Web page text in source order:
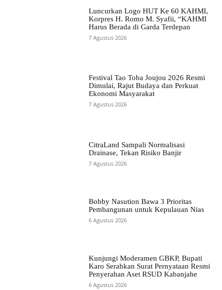
Luncurkan Logo HUT Ke 60 KAHMI,
Korpres H. Romo M. Syafii, “KAHMI
Harus Berada di Garda Terdepan
7 Agustus 2026
Festival Tao Toba Joujou 2026 Resmi
Dimulai, Rajut Budaya dan Perkuat
Ekonomi Masyarakat
7 Agustus 2026
CitraLand Sampali Normalisasi
Drainase, Tekan Risiko Banjir
7 Agustus 2026
Bobby Nasution Bawa 3 Prioritas
Pembangunan untuk Kepulauan Nias
6 Agustus 2026
Kunjungi Moderamen GBKP, Bupati
Karo Serahkan Surat Pernyataan Resmi
Penyerahan Aset RSUD Kabanjahe
6 Agustus 2026